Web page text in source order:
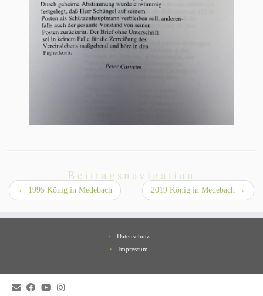
Beitragsnavigation
← 1995 König in Medebach 2019 König in Medebach →
Datenschutz
Impressum